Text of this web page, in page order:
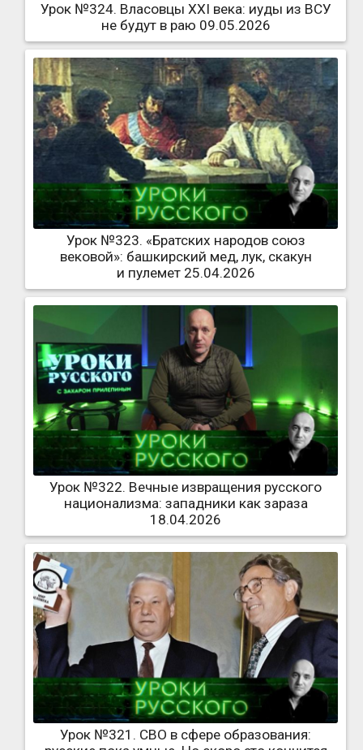
Урок №324. Власовцы XXI века: иуды из ВСУ
не будут в раю 09.05.2026
Урок №323. «Братских народов союз
вековой»: башкирский мед, лук, скакун
и пулемет 25.04.2026
Урок №322. Вечные извращения русского
национализма: западники как зараза
18.04.2026
Урок №321. СВО в сфере образования: